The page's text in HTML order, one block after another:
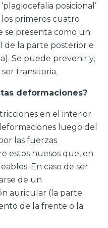
posicional’
primeros cuatro
se presenta como un
de la parte posterior e
Se puede prevenir y,
transitoria.
deformaciones?
en el interior
luego del
las fuerzas
estos huesos que, en
En caso de ser
de un
auricular (la parte
de la frente o la